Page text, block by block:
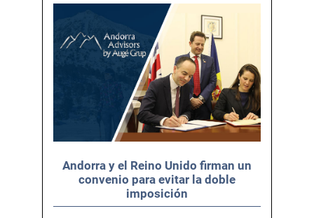
Andorra y el Reino Unido firman un
convenio para evitar la doble
imposición